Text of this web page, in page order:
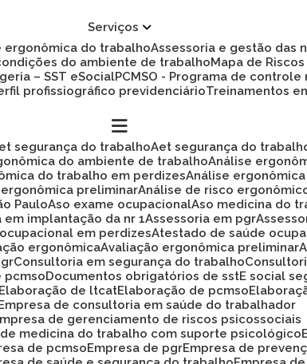
Serviços
ergonômica do trabalho Assessoria e gestão
do ambiente de trabalho
Mapa de Riscos
– SST eSocial PCMSO - Programa de
profissiográfico previdenciário
Treinamentos
Aet segurança do trabalho Aet segurança do
do ambiente de trabalho Análise
do trabalho em perdizes Análise
ergonômica preliminar Análise de risco
Paulo Aso exame ocupacional Aso medicina do
em implantação da nr 1 Assessoria em pgr
ocupacional em perdizes Atestado de saúde
ergonômica Avaliação ergonômica preliminar
Consultoria em segurança do trabalho
pcmso Documentos obrigatórios de sst
E social
Elaboração de ltcat Elaboração de pcmso
Empresa de consultoria em saúde do trabalhador
Empresa de gerenciamento de riscos psicossociais
de medicina do trabalho com suporte psicológico
de pcmso Empresa de pgr Empresa de